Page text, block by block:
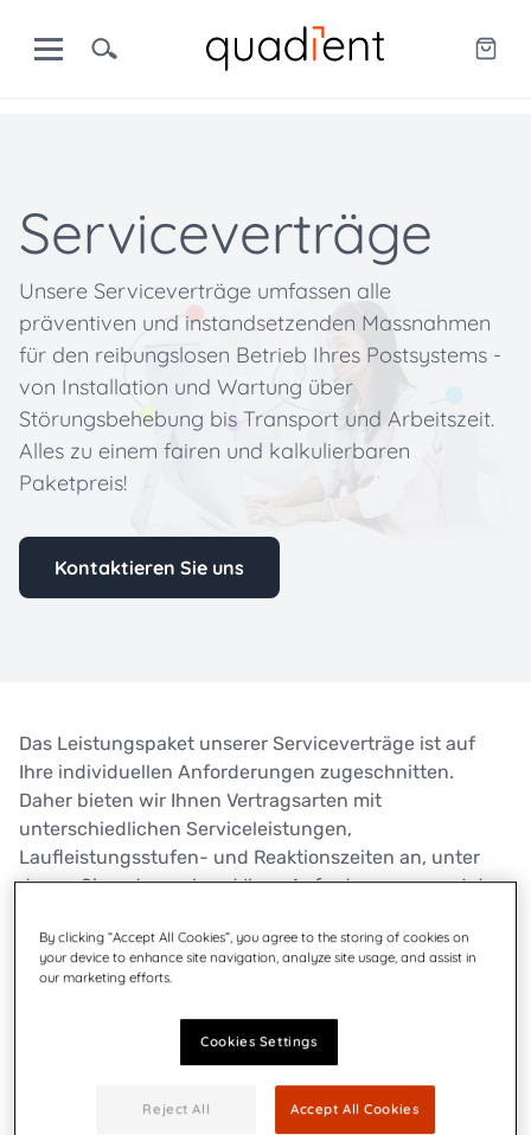
Serviceverträge
Unsere Serviceverträge umfassen alle
präventiven und instandsetzenden Massnahmen
für den reibungslosen Betrieb Ihres Postsystems -
von Installation und Wartung über
Störungsbehebung bis Transport und Arbeitszeit.
Alles zu einem fairen und kalkulierbaren
Paketpreis!
Kontaktieren Sie uns
Das Leistungspaket unserer Serviceverträge ist auf
Ihre individuellen Anforderungen zugeschnitten.
Daher bieten wir Ihnen Vertragsarten mit
unterschiedlichen Serviceleistungen,
Laufleistungsstufen- und Reaktionszeiten an, unter
denen Sie entsprechend Ihrer Anforderungen und der
Auch der nachträgliche Abschluss eines
Servicevertrags für gebrauchte Geräte ist
vorrausgehende Überprüfung des technischen
Zustandes durch einen unserer Servicetechniker
Voraussetzung für das Zustandekommen eines
Servicevertrags.
By clicking “Accept All Cookies”, you agree to the storing of cookies on
your device to enhance site navigation, analyze site usage, and assist in
our marketing efforts.
Cookies Settings
Reject All Accept All Cookies